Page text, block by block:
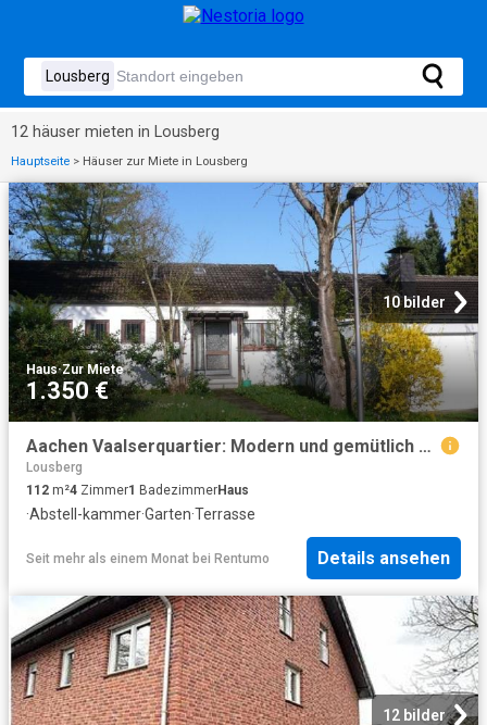
12 häuser mieten in Lousberg
Hauptseite > Häuser zur Miete in Lousberg
10 bilder
Haus·Zur Miete
1.350 €
Aachen Vaalserquartier: Modern und gemütlich möbl. Bungalow mit Garten
Lousberg
112 m²4 Zimmer1 BadezimmerHaus
·Abstell-kammer·Garten·Terrasse
Seit mehr als einem Monat bei Rentumo Details ansehen
12 bilder